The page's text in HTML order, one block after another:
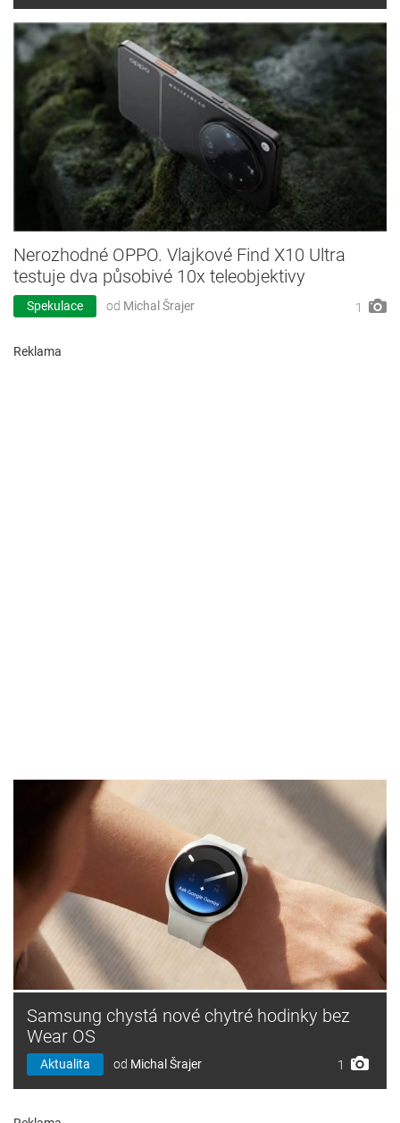
Nerozhodné OPPO. Vlajkové Find X10 Ultra
testuje dva působivé 10x teleobjektivy
Spekulace od Michal Šrajer 1
Reklama
Samsung chystá nové chytré hodinky bez
Wear OS
Aktualita od Michal Šrajer 1